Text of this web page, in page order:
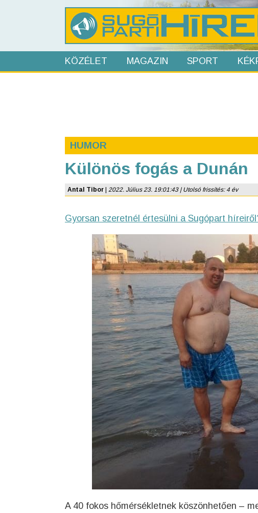
KÖZÉLET MAGAZIN SPORT
HUMOR
Különös fogás a Dunán
Antal Tibor 2022. Július 23. 19:01:43 | Utolsó frissítés: 4 év
Gyorsan szeretnél értesülni a Sugópart
A 40 fokos hőmérsékletnek köszönhetően –